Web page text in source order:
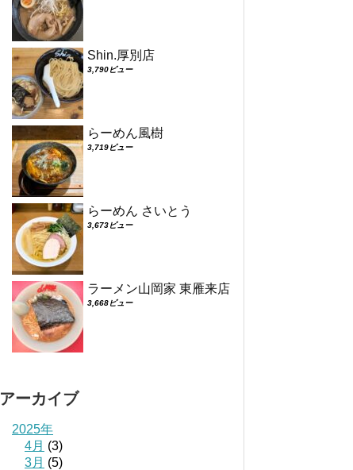
Shin.厚別店
3,790ビュー
らーめん風樹
3,719ビュー
らーめん さいとう
3,673ビュー
ラーメン山岡家 東雁来店
3,668ビュー
アーカイブ
2025年
4月 (3)
3月 (5)